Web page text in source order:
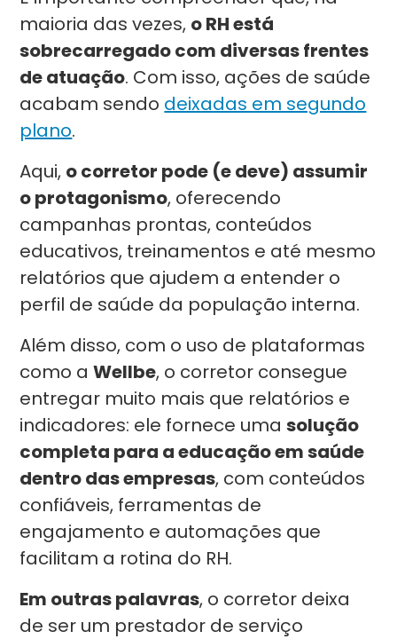
maioria das vezes, o RH está
sobrecarregado com diversas frentes
de atuação. Com isso, ações de saúde
acabam sendo deixadas em segundo
plano.
Aqui, o corretor pode (e deve) assumir
o protagonismo, oferecendo
campanhas prontas, conteúdos
educativos, treinamentos e até mesmo
relatórios que ajudem a entender o
perfil de saúde da população interna.
Além disso, com o uso de plataformas
como aWellbe, o corretor consegue
entregar muito mais que relatórios e
indicadores: ele fornece umasolução
completa para a educação em saúde
dentro das empresas, com conteúdos
confiáveis, ferramentas de
engajamento e automações que
facilitam a rotina do RH.
Em outras palavras, o corretor deixa
de ser um prestador de serviço